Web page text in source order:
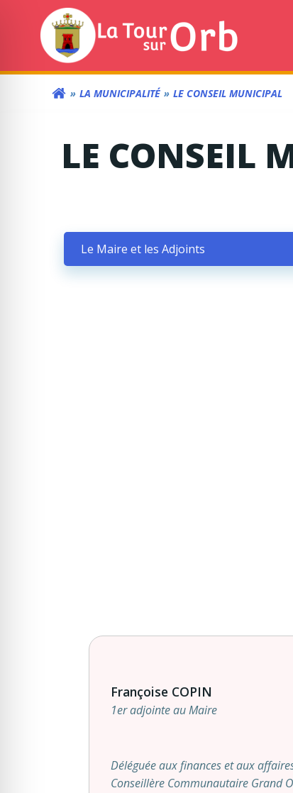
contenu
LA MUNICIPALITÉ LE CONSEIL MUNICIPAL
LE CONSEIL
Le Maire et les Adjoints
Françoise COPIN
1er adjointe au Maire
Déléguée aux finances et aux
Conseillère Communautaire Grand